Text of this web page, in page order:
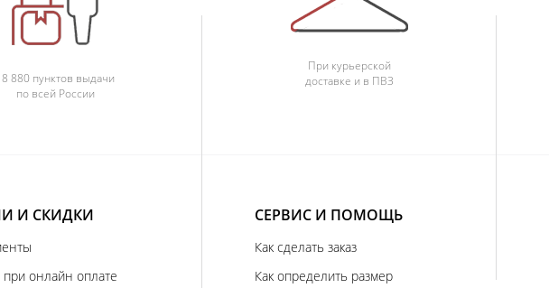
880 пунктов выдачи
по всей России
При курьерской
доставке и в ПВЗ
И СКИДКИ
при онлайн оплате
СЕРВИС И ПОМОЩЬ
Как сделать заказ
Как определить размер